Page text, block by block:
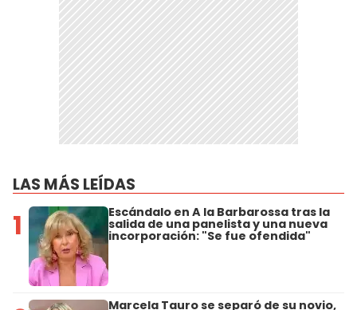
LAS MÁS LEÍDAS
1 Escándalo en A la Barbarossa tras la
salida de una panelista y una nueva
incorporación: "Se fue ofendida"
Marcela Tauro se separó de su novio,